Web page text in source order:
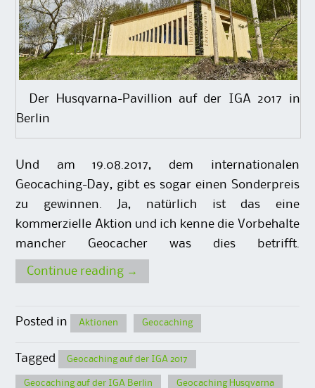
Der Husqvarna-Pavillion auf der IGA 2017 in
Berlin
Und am 19.08.2017, dem internationalen
Geocaching-Day, gibt es sogar einen Sonderpreis
zu gewinnen. Ja, natürlich ist das eine
kommerzielle Aktion und ich kenne die Vorbehalte
mancher Geocacher was dies betrifft.
Continue reading →
Posted in Aktionen Geocaching
Tagged Geocaching auf der IGA 2017
Geocaching auf der IGA Berlin Geocaching Husqvarna